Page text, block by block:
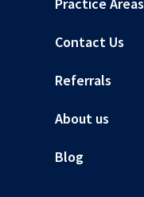
Practice Areas
Contact Us
Referrals
About us
Blog